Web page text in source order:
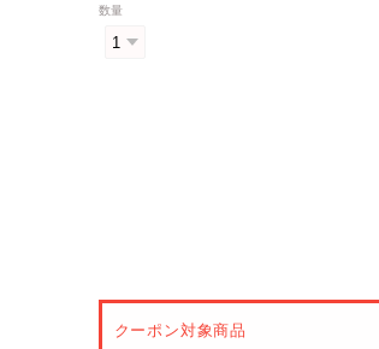
数量
クーポン対象商品